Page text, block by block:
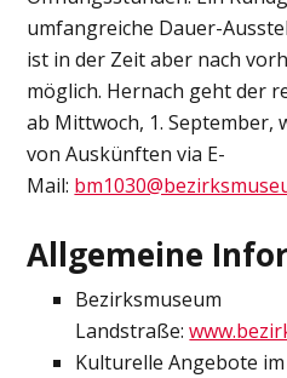
umfangreiche Dauer-
ist in der Zeit aber nach
möglich. Hernach geht der
ab Mittwoch, 1. September,
von Auskünften via E-
Mail:
Allgemeine
Bezirksmuseum
Landstraße:
Kulturelle Angebote im